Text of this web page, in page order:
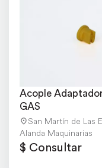
Acople
GAS
San Martín de Las
Alanda Maquinarias
$ Consultar